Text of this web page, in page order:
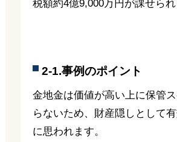
税額約4億9,000万円が課せられ
2-1.事例のポイント
金地金は価値が高い上に保管
らないため、財産隠しとして
に思われます。